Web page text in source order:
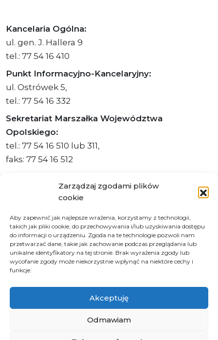
Zarządzaj zgodami plików
cookie
Aby zapewnić jak najlepsze wrażenia, korzystamy z technologii,
takich jak pliki cookie, do przechowywania i/lub uzyskiwania dostępu
do informacji o urządzeniu. Zgoda na te technologie pozwoli nam
przetwarzać dane, takie jak zachowanie podczas przeglądania lub
unikalne identyfikatory na tej stronie. Brak wyrażenia zgody lub
wycofanie zgody może niekorzystnie wpłynąć na niektóre cechy i
funkcje.
Akceptuję
Odmawiam
Kancelaria Ogólna:
ul. gen. J. Hallera 9
tel.: 77 54 16 410
Punkt Informacyjno-Kancelaryjny:
ul. Ostrówek 5,
tel.: 77 54 16 332
Sekretariat Marszałka Województwa
Opolskiego:
tel.: 77 54 16 510 lub 311,
faks: 77 54 16 512
Adres do e-Doręczeń
Urzędu: AE:PL-66703-73759-IGTUV-14
Polityka prywatności
Klauzula informacyjna RODO